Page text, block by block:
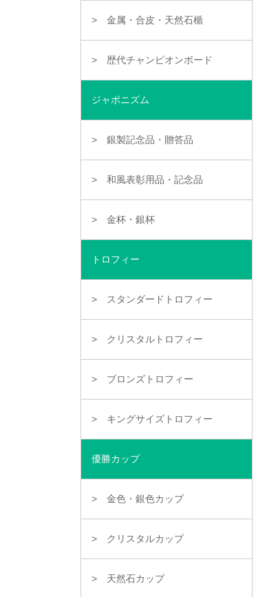
金属・合皮・天然石楯
歴代チャンピオンボード
ジャポニズム
銀製記念品・贈答品
和風表彰用品・記念品
金杯・銀杯
トロフィー
スタンダードトロフィー
クリスタルトロフィー
ブロンズトロフィー
キングサイズトロフィー
優勝カップ
金色・銀色カップ
クリスタルカップ
天然石カップ